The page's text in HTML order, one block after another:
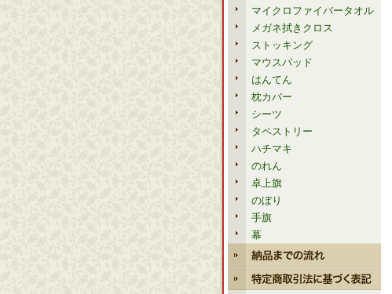
マイクロファイバータオル
メガネ拭きクロス
ストッキング
マウスパッド
はんてん
枕カバー
シーツ
タペストリー
ハチマキ
のれん
卓上旗
のぼり
手旗
幕